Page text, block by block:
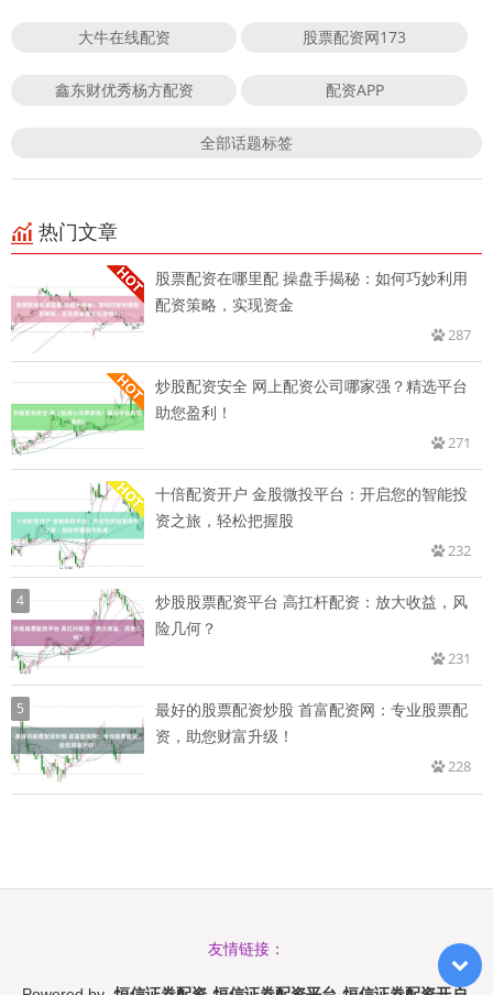
大牛在线配资 股票配资网173
鑫东财优秀杨方配资 配资APP
全部话题标签
热门文章
股票配资在哪里配 操盘手揭秘：如何巧妙利用
配资策略，实现资金
287
炒股配资安全 网上配资公司哪家强？精选平台
助您盈利！
271
十倍配资开户 金股微投平台：开启您的智能投
资之旅，轻松把握股
232
4
炒股股票配资平台 高扛杆配资：放大收益，风
险几何？
231
5
最好的股票配资炒股 首富配资网：专业股票配
资，助您财富升级！
228
友情链接：